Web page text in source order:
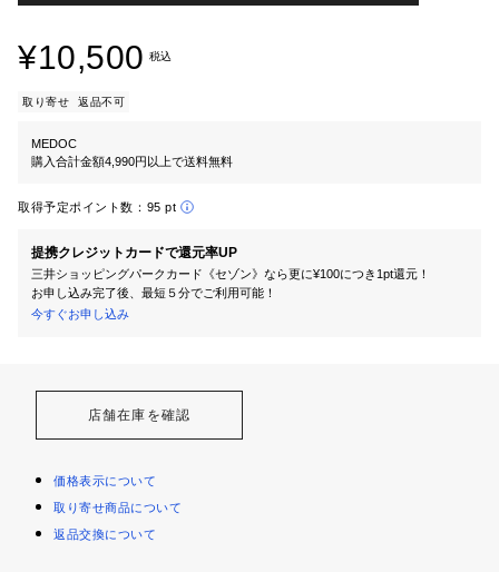
¥10,500 税込
取り寄せ 返品不可
MEDOC
購入合計金額4,990円以上で送料無料
取得予定ポイント数： 95 pt
提携クレジットカードで還元率UP
三井ショッピングパークカード《セゾン》なら更に¥100につき1pt還元！
お申し込み完了後、最短５分でご利用可能！
今すぐお申し込み
店舗在庫を確認
価格表示について
取り寄せ商品について
返品交換について